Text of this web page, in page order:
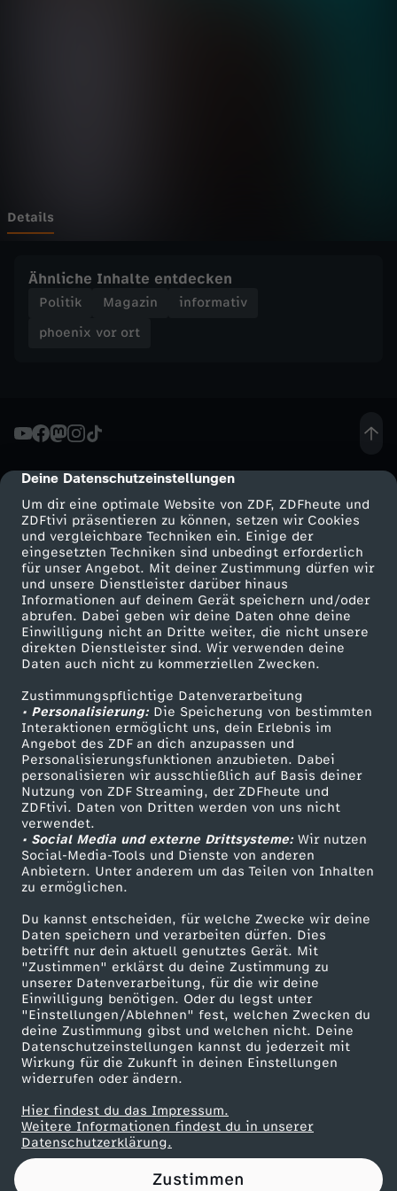
cmp-dialog-description
Deine Datenschutzeinstellungen
Um dir eine optimale Website von ZDF, ZDFheute und
ZDFtivi präsentieren zu können, setzen wir Cookies
und vergleichbare Techniken ein. Einige der
eingesetzten Techniken sind unbedingt erforderlich
für unser Angebot. Mit deiner Zustimmung dürfen wir
und unsere Dienstleister darüber hinaus
Informationen auf deinem Gerät speichern und/oder
abrufen. Dabei geben wir deine Daten ohne deine
Einwilligung nicht an Dritte weiter, die nicht unsere
direkten Dienstleister sind. Wir verwenden deine
Daten auch nicht zu kommerziellen Zwecken.
Zustimmungspflichtige Datenverarbeitung
• Personalisierung:Die Speicherung von bestimmten
Interaktionen ermöglicht uns, dein Erlebnis im
Angebot des ZDF an dich anzupassen und
Personalisierungsfunktionen anzubieten. Dabei
personalisieren wir ausschließlich auf Basis deiner
Nutzung von ZDF Streaming, der ZDFheute und
ZDFtivi. Daten von Dritten werden von uns nicht
verwendet.
• Social Media und externe Drittsysteme:Wir nutzen
Social-Media-Tools und Dienste von anderen
Anbietern. Unter anderem um das Teilen von Inhalten
zu ermöglichen.
Du kannst entscheiden, für welche Zwecke wir deine
Daten speichern und verarbeiten dürfen. Dies
betrifft nur dein aktuell genutztes Gerät. Mit
"Zustimmen" erklärst du deine Zustimmung zu
unserer Datenverarbeitung, für die wir deine
Einwilligung benötigen. Oder du legst unter
"Einstellungen/Ablehnen" fest, welchen Zwecken du
deine Zustimmung gibst und welchen nicht. Deine
Datenschutzeinstellungen kannst du jederzeit mit
Wirkung für die Zukunft in deinen Einstellungen
widerrufen oder ändern.
Hier findest du das Impressum.
Weitere Informationen findest du in unserer
Datenschutzerklärung.
Zustimmen
t
S
i
e
n
:
W
i
c
h
t
i
g
,
d
a
s
s
E
u
Details
Ähnliche Inhalte entdecken
Politik Magazin
informativ
phoenix vor ort
Mehr ZDF
ZDF-Apps
Smart TV
ZDFtext
Livestreams
Sendungen A-Z
TV-Programm
Service
ZDFmitreden
Kontakt zum ZDF
Tickets
Zuschauerservice
Hilfe
ZDF Unternehmen
Karriere
ZDF goes Schule
Werbefernsehen
Mainzelmännchen
Partner